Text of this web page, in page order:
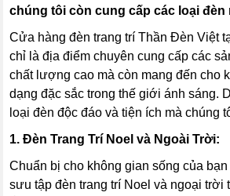
chúng tôi còn cung cấp các loại đèn
Cửa hàng đèn trang trí Thần Đèn Việt
chỉ là địa điểm chuyên cung cấp các
chất lượng cao mà còn mang đến cho
dạng đặc sắc trong thế giới ánh sáng.
loại đèn độc đáo và tiện ích mà chúng
1. Đèn Trang Trí Noel và Ngoài Trời:
Chuẩn bị cho không gian sống của
sưu tập đèn trang trí Noel và ngoại trời